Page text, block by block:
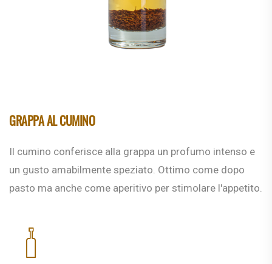
GRAPPA AL CUMINO
Il cumino conferisce alla grappa un profumo intenso e
un gusto amabilmente speziato. Ottimo come dopo
pasto ma anche come aperitivo per stimolare l'appetito.